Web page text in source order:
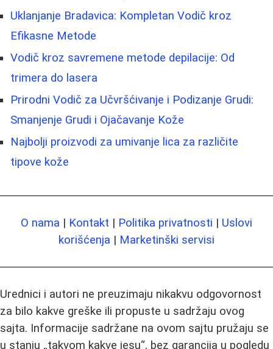
Uklanjanje Bradavica: Kompletan Vodič kroz
Efikasne Metode
Vodič kroz savremene metode depilacije: Od
trimera do lasera
Prirodni Vodič za Učvršćivanje i Podizanje Grudi:
Smanjenje Grudi i Ojačavanje Kože
Najbolji proizvodi za umivanje lica za različite
tipove kože
O nama | Kontakt | Politika privatnosti | Uslovi
korišćenja | Marketinški servisi
Urednici i autori ne preuzimaju nikakvu odgovornost
za bilo kakve greške ili propuste u sadržaju ovog
sajta. Informacije sadržane na ovom sajtu pružaju se
u stanju „takvom kakve jesu“, bez garancija u pogledu